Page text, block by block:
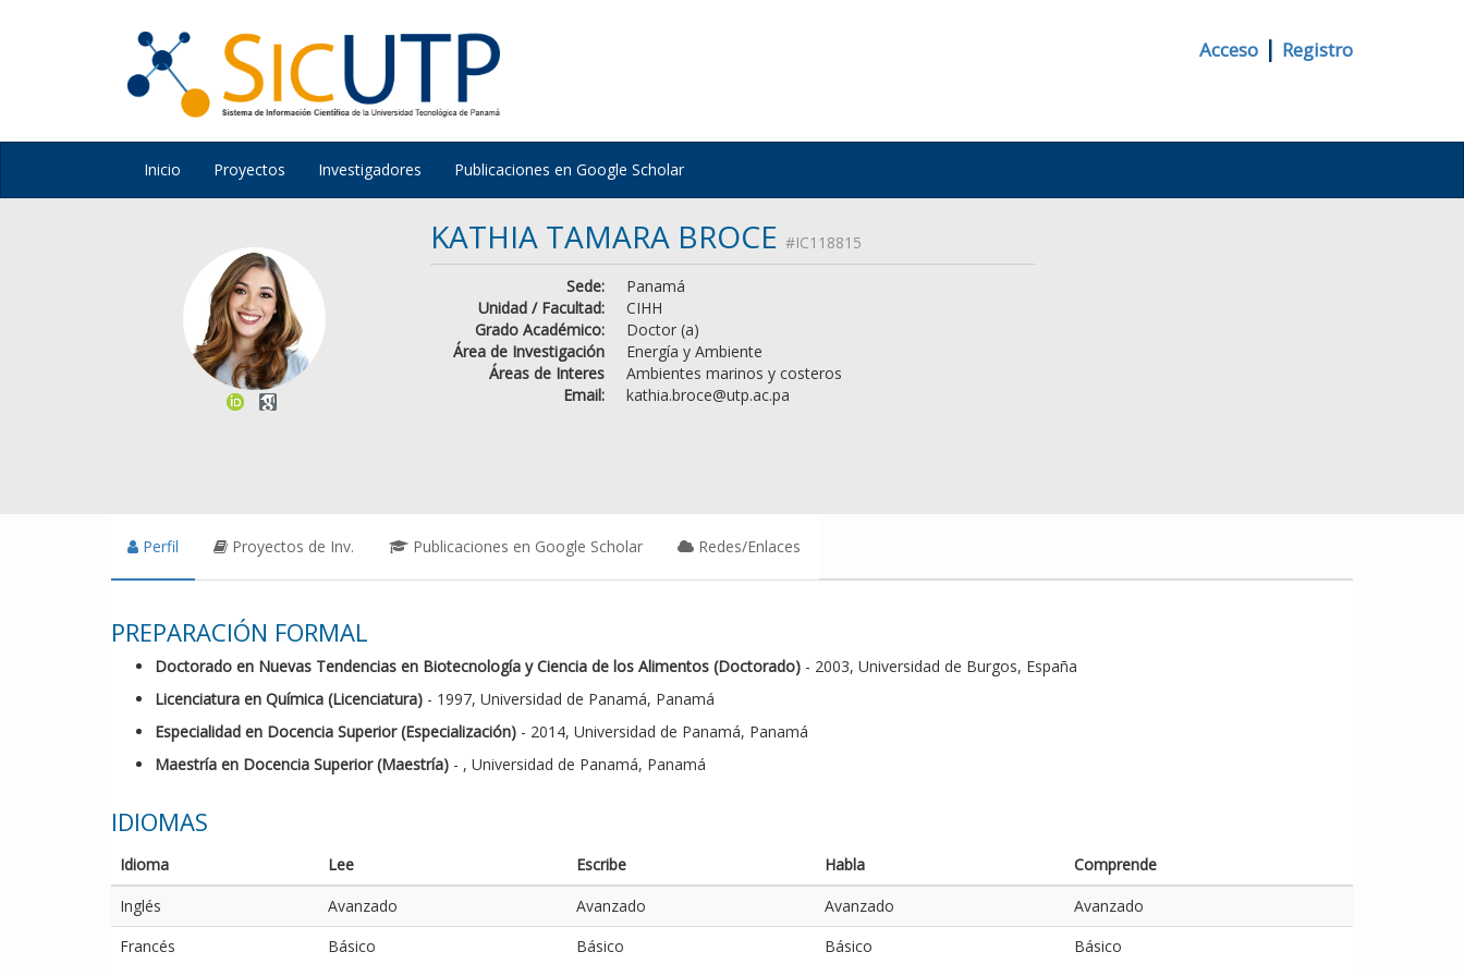
Acceso | Registro
Inicio Proyectos Investigadores Publicaciones en Google Scholar
KATHIA TAMARA BROCE #IC118815
Sede:
Panamá
Unidad / Facultad:
CIHH
Grado Académico:
Doctor (a)
Área de Investigación
Energía y Ambiente
Áreas de Interes
Ambientes marinos y costeros
Email:
kathia.broce@utp.ac.pa
Perfil Proyectos de Inv. Publicaciones en Google Scholar Redes/Enlaces
PREPARACIÓN FORMAL
Doctorado en Nuevas Tendencias en Biotecnología y Ciencia de los Alimentos (Doctorado) - 2003, Universidad de Burgos, España
Licenciatura en Química (Licenciatura) - 1997, Universidad de Panamá, Panamá
Especialidad en Docencia Superior (Especialización) - 2014, Universidad de Panamá, Panamá
Maestría en Docencia Superior (Maestría) - , Universidad de Panamá, Panamá
IDIOMAS
Idioma Lee Escribe Habla
Comprende
Inglés
Avanzado Avanzado Avanzado
Avanzado
Francés
Básico Básico Básico Básico